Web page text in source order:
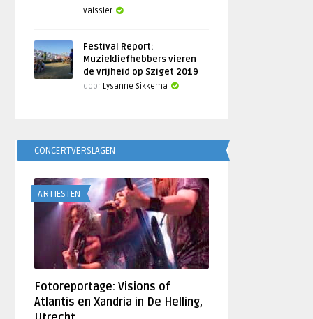
Vaissier
Festival Report:
Muziekliefhebbers vieren
de vrijheid op Sziget 2019
door Lysanne Sikkema
CONCERTVERSLAGEN
ARTIESTEN
Fotoreportage: Visions of
Atlantis en Xandria in De Helling,